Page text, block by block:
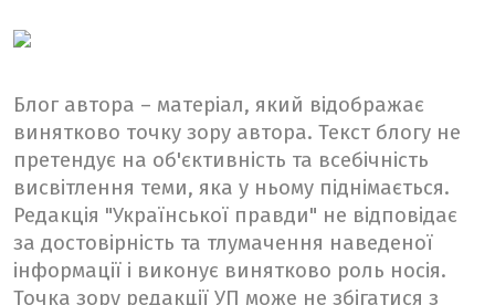
Блог автора – матеріал, який відображає
винятково точку зору автора. Текст блогу не
претендує на об'єктивність та всебічність
висвітлення теми, яка у ньому піднімається.
Редакція "Української правди" не відповідає
за достовірність та тлумачення наведеної
інформації і виконує винятково роль носія.
Точка зору редакції УП може не збігатися з